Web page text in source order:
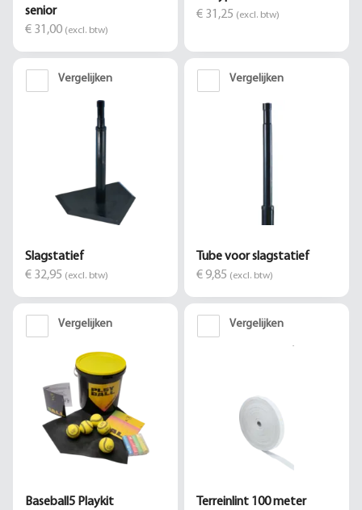
senior
€ 31,00 (excl. btw)
€ 31,25 (excl. btw)
Vergelijken
Slagstatief
€ 32,95 (excl. btw)
Vergelijken
Tube voor slagstatief
€ 9,85 (excl. btw)
Vergelijken
Baseball5 Playkit
Vergelijken
Terreinlint 100 meter